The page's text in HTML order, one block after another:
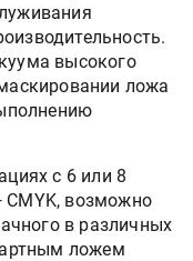
высокого
ложа
с 6 или 8
возможно
в различных
ложем